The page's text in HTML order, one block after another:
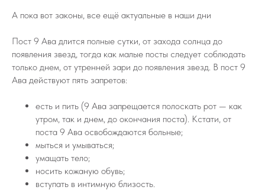
А пока вот законы, все ещё актуальные в наши дни
Пост 9 Ава длится полные сутки, от захода солнца до
появления звезд, тогда как малые посты следует соблюдать
только днем, от утренней зари до появления звезд. В пост 9
Ава действуют пять запретов:
есть и пить (9 Ава запрещается полоскать рот — как
утром, так и днем, до окончания поста). Кстати, от
поста 9 Ава освобождаются больные;
мыться и умываться;
умащать тело;
носить кожаную обувь;
вступать в интимную близость.